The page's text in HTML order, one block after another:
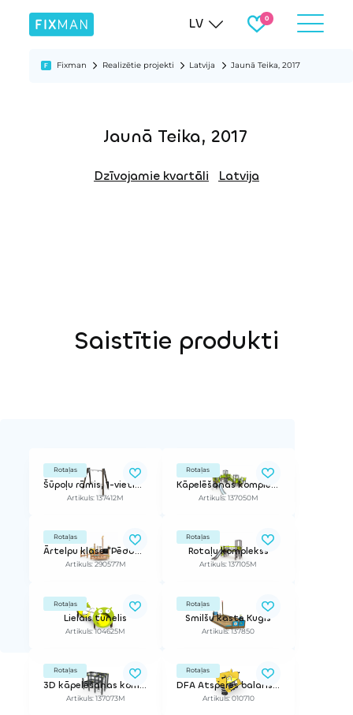
LV
Fixman Realizētie projekti Latvija Jaunā Teika, 2017
Jaunā Teika, 2017
Dzīvojamie kvartāli Latvija
Saistītie produkti
Rotaļas
Šūpoļu rāmis, 1-vietīgs, zemais, bez sēdeklīša
Artikuls: 137412M
Rotaļas
Kāpelēšanas komplekss
Artikuls: 137050M
Rotaļas
Ārtelpu klase "Pēddzinis"
Artikuls: 290577M
Rotaļas
Rotaļu komplekss
Artikuls: 137105M
Rotaļas
Lielais tunelis
Artikuls: 104625M
Rotaļas
Smilšu kaste Kuģis
Artikuls: 137850
Rotaļas
3D kāpelēšanas komplekss
Artikuls: 137073M
Rotaļas
DFA Atsperes balansieris Lapsa
Artikuls: 010710